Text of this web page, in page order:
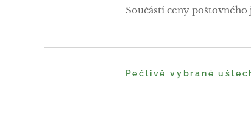
Součástí ceny
Pečlivě vybrané